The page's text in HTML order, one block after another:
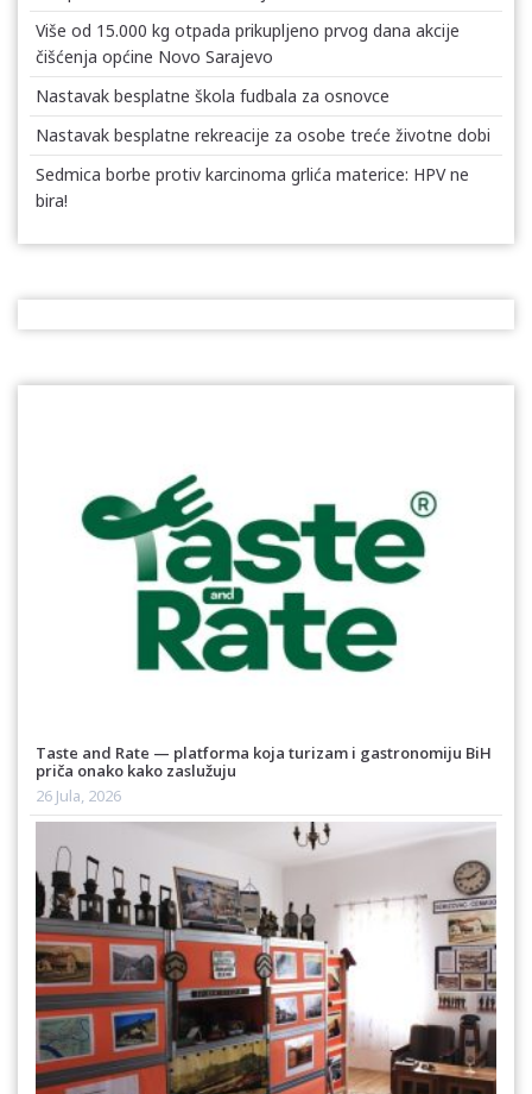
Više od 15.000 kg otpada prikupljeno prvog dana akcije
čišćenja općine Novo Sarajevo
Nastavak besplatne škola fudbala za osnovce
Nastavak besplatne rekreacije za osobe treće životne dobi
Sedmica borbe protiv karcinoma grlića materice: HPV ne
bira!
Taste and Rate — platforma koja turizam i gastronomiju BiH
priča onako kako zaslužuju
26 Jula, 2026